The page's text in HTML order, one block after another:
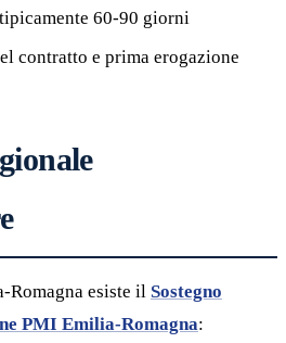
60-90 giorni
contratto e prima erogazione
Romagna esiste il Sostegno
PMI Emilia-Romagna: